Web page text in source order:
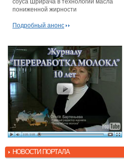
соуса Шрирача в технологии масла
пониженной жирности
Подробный анонс
НОВОСТИ ПОРТАЛА